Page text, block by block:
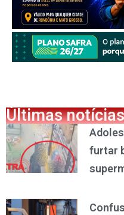
Últimas notícias
furtar